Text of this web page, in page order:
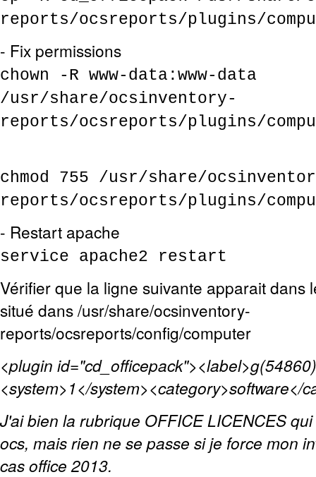
reports/ocsreports/plugins/
- Fix permissions
chown -R www-data:www-data
/usr/share/ocsinventory-
reports/ocsreports/plugins/
chmod 755 /usr/share/
reports/ocsreports/plugins/
- Restart apache
service apache2 restart
Vérifier que la ligne suivante apparait dans
situé dans /usr/share/ocsinventory-
reports/ocsreports/config/computer
<plugin
<system>1</system><category>software</
J'ai bien la rubrique OFFICE LICENCES
ocs, mais rien ne se passe si je force mon
cas office 2013.